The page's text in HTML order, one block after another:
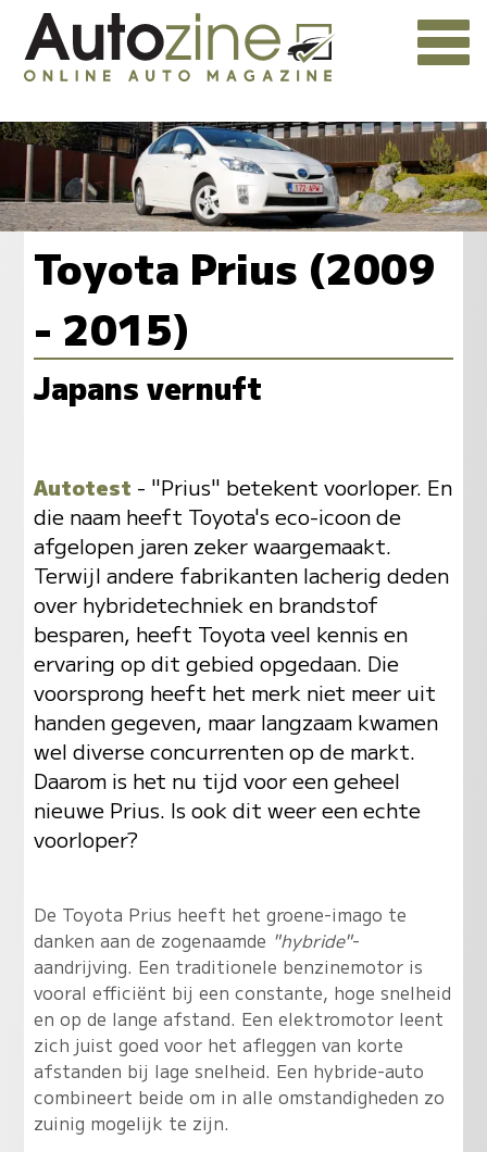
Toyota Prius (2009
- 2015)
Japans vernuft
Autotest - "Prius" betekent voorloper. En
die naam heeft Toyota's eco-icoon de
afgelopen jaren zeker waargemaakt.
Terwijl andere fabrikanten lacherig deden
over hybridetechniek en brandstof
besparen, heeft Toyota veel kennis en
ervaring op dit gebied opgedaan. Die
voorsprong heeft het merk niet meer uit
handen gegeven, maar langzaam kwamen
wel diverse concurrenten op de markt.
Daarom is het nu tijd voor een geheel
nieuwe Prius. Is ook dit weer een echte
voorloper?
De Toyota Prius heeft het groene-imago te
danken aan de zogenaamde "hybride"-
aandrijving. Een traditionele benzinemotor is
vooral efficiënt bij een constante, hoge snelheid
en op de lange afstand. Een elektromotor leent
zich juist goed voor het afleggen van korte
afstanden bij lage snelheid. Een hybride-auto
combineert beide om in alle omstandigheden zo
zuinig mogelijk te zijn.